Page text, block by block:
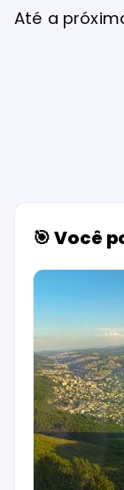
Até a
🎯 Você